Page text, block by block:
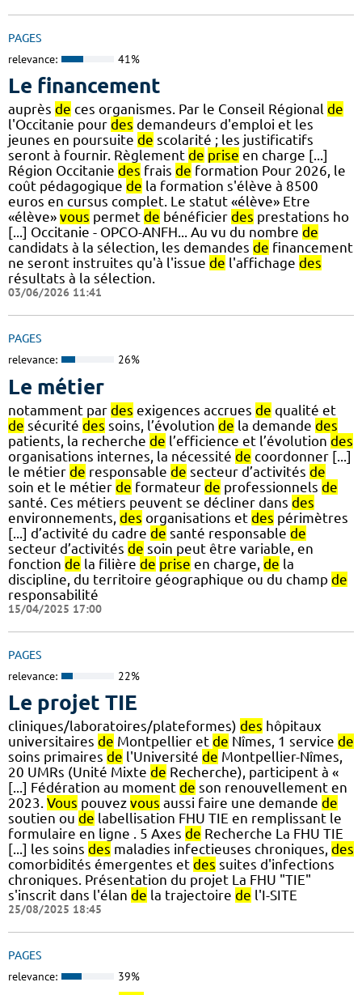
PAGES
relevance: 41%
Le financement
auprès de ces organismes. Par le Conseil Régional de
l'Occitanie pour des demandeurs d'emploi et les
jeunes en poursuite de scolarité ; les justificatifs
seront à fournir. Règlement de prise en charge [...]
Région Occitanie des frais de formation Pour 2026, le
coût pédagogique de la formation s'élève à 8500
euros en cursus complet. Le statut «élève» Etre
«élève» vous permet de bénéficier des prestations ho
[...] Occitanie - OPCO-ANFH... Au vu du nombre de
candidats à la sélection, les demandes de financement
ne seront instruites qu'à l'issue de l'affichage des
résultats à la sélection.
03/06/2026 11:41
PAGES
relevance: 26%
Le métier
notamment par des exigences accrues de qualité et
de sécurité des soins, l’évolution de la demande des
patients, la recherche de l’efficience et l’évolution des
organisations internes, la nécessité de coordonner [...]
le métier de responsable de secteur d’activités de
soin et le métier de formateur de professionnels de
santé. Ces métiers peuvent se décliner dans des
environnements, des organisations et des périmètres
[...] d’activité du cadre de santé responsable de
secteur d’activités de soin peut être variable, en
fonction de la filière de prise en charge, de la
discipline, du territoire géographique ou du champ de
responsabilité
15/04/2025 17:00
PAGES
relevance: 22%
Le projet TIE
cliniques/laboratoires/plateformes) des hôpitaux
universitaires de Montpellier et de Nîmes, 1 service de
soins primaires de l'Université de Montpellier-Nîmes,
20 UMRs (Unité Mixte de Recherche), participent à «
[...] Fédération au moment de son renouvellement en
2023. Vous pouvez vous aussi faire une demande de
soutien ou de labellisation FHU TIE en remplissant le
formulaire en ligne . 5 Axes de Recherche La FHU TIE
[...] les soins des maladies infectieuses chroniques, des
comorbidités émergentes et des suites d'infections
chroniques. Présentation du projet La FHU "TIE"
s'inscrit dans l'élan de la trajectoire de l'I-SITE
25/08/2025 18:45
PAGES
relevance: 39%